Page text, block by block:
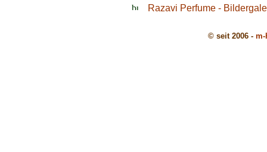
Razavi Perfume -
© seit 2006 - m-